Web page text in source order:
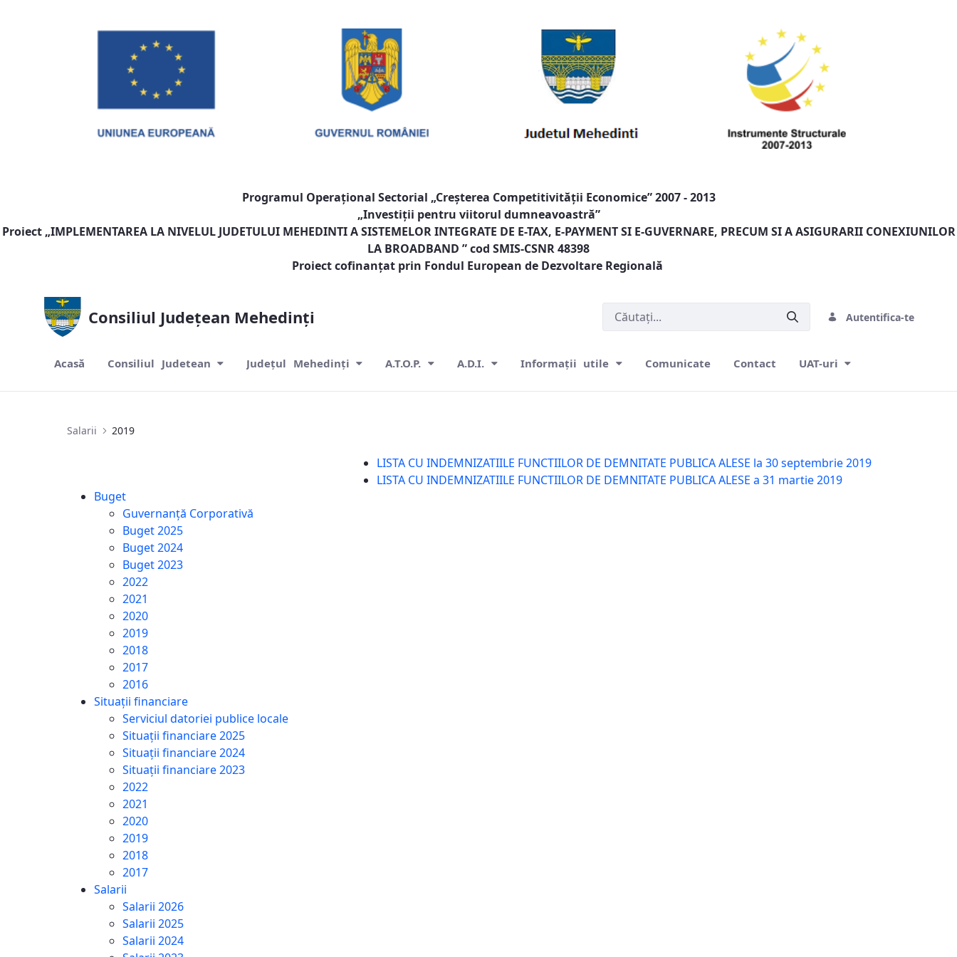
Programul Operaţional Sectorial „Creşterea Competitivităţii Economice” 2007 - 2013
„Investiţii pentru viitorul dumneavoastră”
Proiect „IMPLEMENTAREA LA NIVELUL JUDETULUI MEHEDINTI A SISTEMELOR INTEGRATE DE E-TAX, E-PAYMENT SI E-GUVERNARE, PRECUM SI A ASIGURARII CONEXIUNILOR
LA BROADBAND ” cod SMIS-CSNR 48398
Proiect cofinanţat prin Fondul European de Dezvoltare Regională
Consiliul Județean Mehedinți Autentifica-te
Acasă Consiliul Judetean Județul Mehedinți A.T.O.P. A.D.I. Informații utile Comunicate Contact UAT-uri
Salarii 2019
Buget
Guvernanță Corporativă
Buget 2025
Buget 2024
Buget 2023
2022
2021
2020
2019
2018
2017
2016
Situații financiare
Serviciul datoriei publice locale
Situații financiare 2025
Situații financiare 2024
Situații financiare 2023
2022
2021
2020
2019
2018
2017
Salarii
Salarii 2026
Salarii 2025
Salarii 2024
LISTA CU INDEMNIZATIILE FUNCTIILOR DE DEMNITATE PUBLICA ALESE la 30 septembrie 2019
LISTA CU INDEMNIZATIILE FUNCTIILOR DE DEMNITATE PUBLICA ALESE a 31 martie 2019